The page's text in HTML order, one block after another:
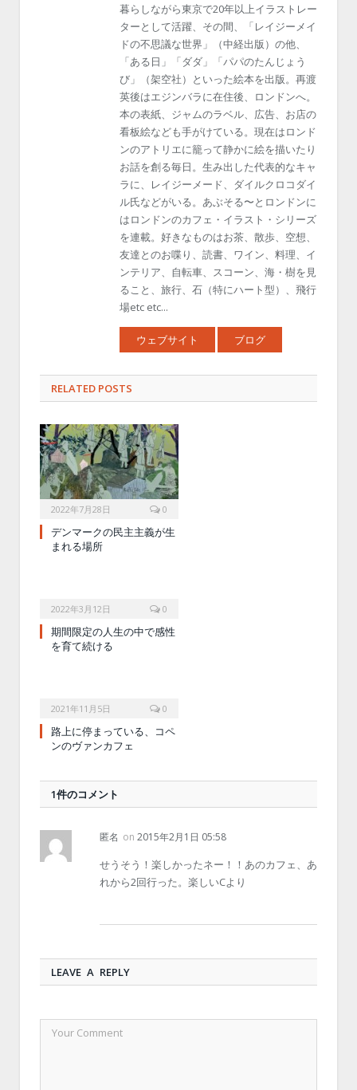
暮らしながら東京で20年以上イラストレー
ターとして活躍、その間、「レイジーメイ
ドの不思議な世界」（中経出版）の他、
「ある日」「ダダ」「パパのたんじょう
び」（架空社）といった絵本を出版。再渡
英後はエジンバラに在住後、ロンドンへ。
本の表紙、ジャムのラベル、広告、お店の
看板絵なども手がけている。現在はロンド
ンのアトリエに籠って静かに絵を描いたり
お話を創る毎日。生み出した代表的なキャ
ラに、レイジーメード、ダイルクロコダイ
ル氏などがいる。あぶそる〜とロンドンに
はロンドンのカフェ・イラスト・シリーズ
を連載。好きなものはお茶、散歩、空想、
友達とのお喋り、読書、ワイン、料理、イ
ンテリア、自転車、スコーン、海・樹を見
ること、旅行、石（特にハート型）、飛行
場etc etc...
ウェブサイト ブログ
RELATED POSTS
2022年7月28日 0
デンマークの民主主義が生
まれる場所
2022年3月12日 0
期間限定の人生の中で感性
を育て続ける
2021年11月5日 0
路上に停まっている、コペ
ンのヴァンカフェ
1件のコメント
匿名 on 2015年2月1日 05:58
せうそう！楽しかったネー！！あのカフェ、あ
れから2回行った。楽しいCより
LEAVE A REPLY